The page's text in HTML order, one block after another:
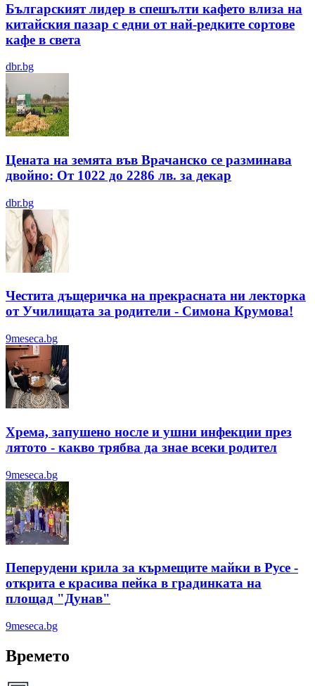
Българският лидер в спешълти кафето влиза на
китайския пазар с едни от най-редките сортове
кафе в света
dbr.bg
Цената на земята във Врачанско се разминава
двойно: От 1022 до 2286 лв. за декар
dbr.bg
Честита дъщеричка на прекрасната ни лекторка
от Училищата за родители - Симона Крумова!
9meseca.bg
Хрема, запушено носле и ушни инфекции през
лятотo - какво трябва да знае всеки родител
9meseca.bg
Пеперудени крила за кърмещите майки в Русе -
открита е красива пейка в градинката на
площад "Дунав"
9meseca.bg
Времето